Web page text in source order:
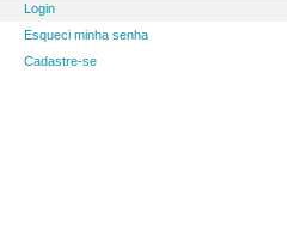
Login
Esqueci minha senha
Cadastre-se